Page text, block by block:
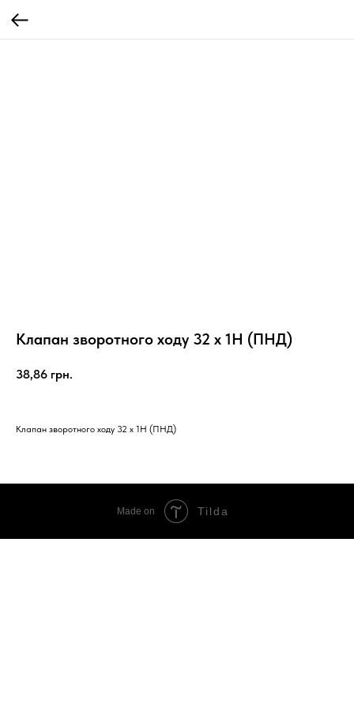
Клапан зворотного ходу 32 х 1Н (ПНД)
38,86 грн.
Клапан зворотного ходу 32 х 1Н (ПНД)
Made on Tilda